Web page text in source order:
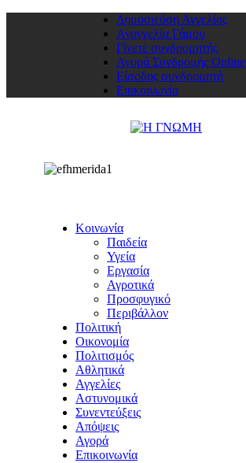
Δημοσιεύση Αγγελίας
Αναγγελία Γάμου
Γίνετε συνδρομητής
Αγορά Συνδρομής Online
Είσοδος συνδρομητή
Επικοινωνία
Κοινωνία
Παιδεία
Υγεία
Εργασία
Αγροτικά
Προσφυγικό
Περιβάλλον
Πολιτική
Οικονομία
Πολιτισμός
Αθλητικά
Αγγελίες
Αστυνομικά
Συνεντεύξεις
Απόψεις
Αγορά
Επικοινωνία